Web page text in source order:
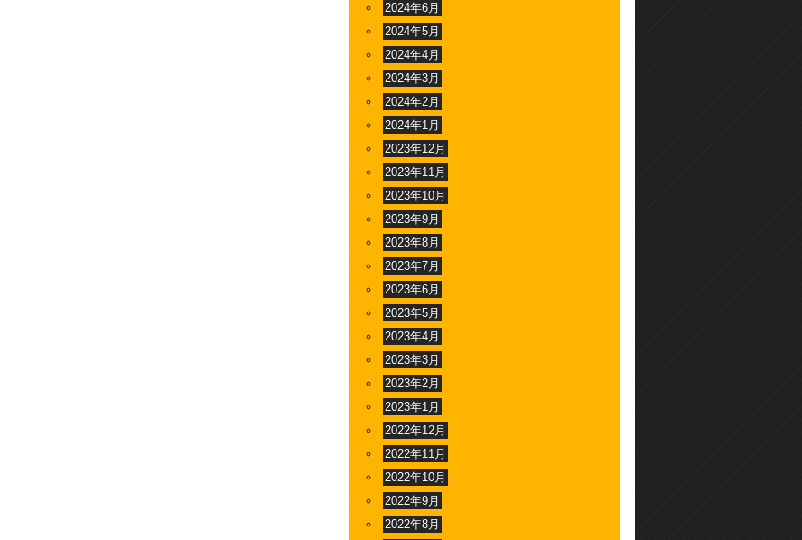
2024年6月
2024年5月
2024年4月
2024年3月
2024年2月
2024年1月
2023年12月
2023年11月
2023年10月
2023年9月
2023年8月
2023年7月
2023年6月
2023年5月
2023年4月
2023年3月
2023年2月
2023年1月
2022年12月
2022年11月
2022年10月
2022年9月
2022年8月